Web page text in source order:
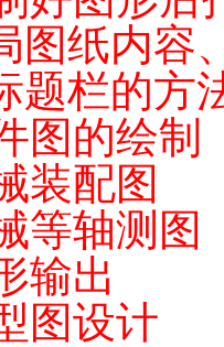
图纸内容
题栏的方
图的绘制
装配图
等轴测图
输出
图设计